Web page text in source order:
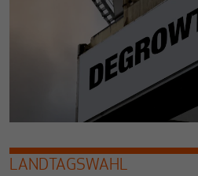
LANDTAGSWAHL